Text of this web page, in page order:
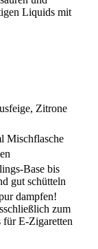
Liquids mit
, Zitrone
Mischflasche
Base bis
gut schütteln
dampfen!
zum
für E-Zigaretten